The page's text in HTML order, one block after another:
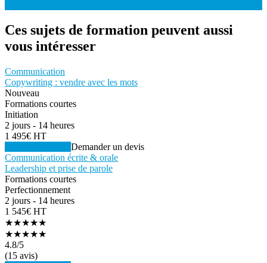
Ces sujets de formation peuvent aussi
vous intéresser
Communication
Copywriting : vendre avec les mots
Nouveau
Formations courtes
Initiation
2 jours - 14 heures
1 495€ HT
Demander un devis
Communication écrite & orale
Leadership et prise de parole
Formations courtes
Perfectionnement
2 jours - 14 heures
1 545€ HT
★★★★★
★★★★★
4.8/5
(15 avis)